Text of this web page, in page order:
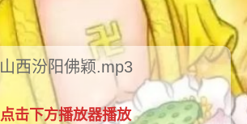
山西汾阳佛颖.mp3
点击下方播放器播放